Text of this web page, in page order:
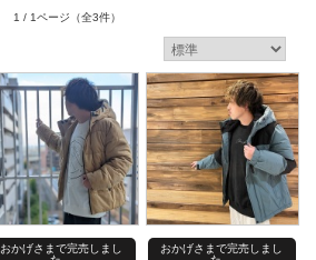
1 / 1ページ （全3件）
おかげさまで完売しまし
おかげさまで完売しまし